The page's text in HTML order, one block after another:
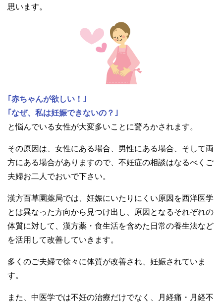
思います。
｢赤ちゃんが欲しい！｣
｢なぜ、私は妊娠できないの？｣
と悩んでいる女性が大変多いことに驚ろかされます。
その原因は、女性にある場合、男性にある場合、そして両
方にある場合がありますので、不妊症の相談はなるべくご
夫婦お二人でおいで下さい。
漢方百草園薬局では、妊娠にいたりにくい原因を西洋医学
とは異なった方向から見つけ出し、原因となるそれぞれの
体質に対して、漢方薬・食生活を含めた日常の養生法など
を活用して改善していきます。
多くのご夫婦で徐々に体質が改善され、妊娠されていま
す。
また、中医学では不妊の治療だけでなく、月経痛・月経不